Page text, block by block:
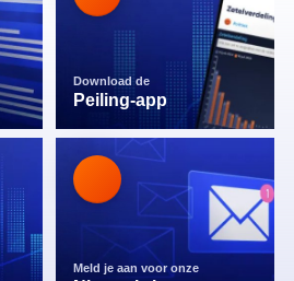
Download de
Peiling-app
Meld je aan voor onze